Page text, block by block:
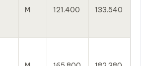
M 121.400 133.540